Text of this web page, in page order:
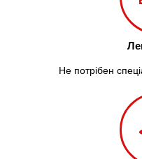
Не потрібен